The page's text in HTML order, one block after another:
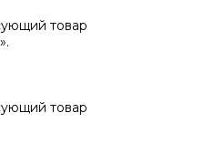
товар
товар